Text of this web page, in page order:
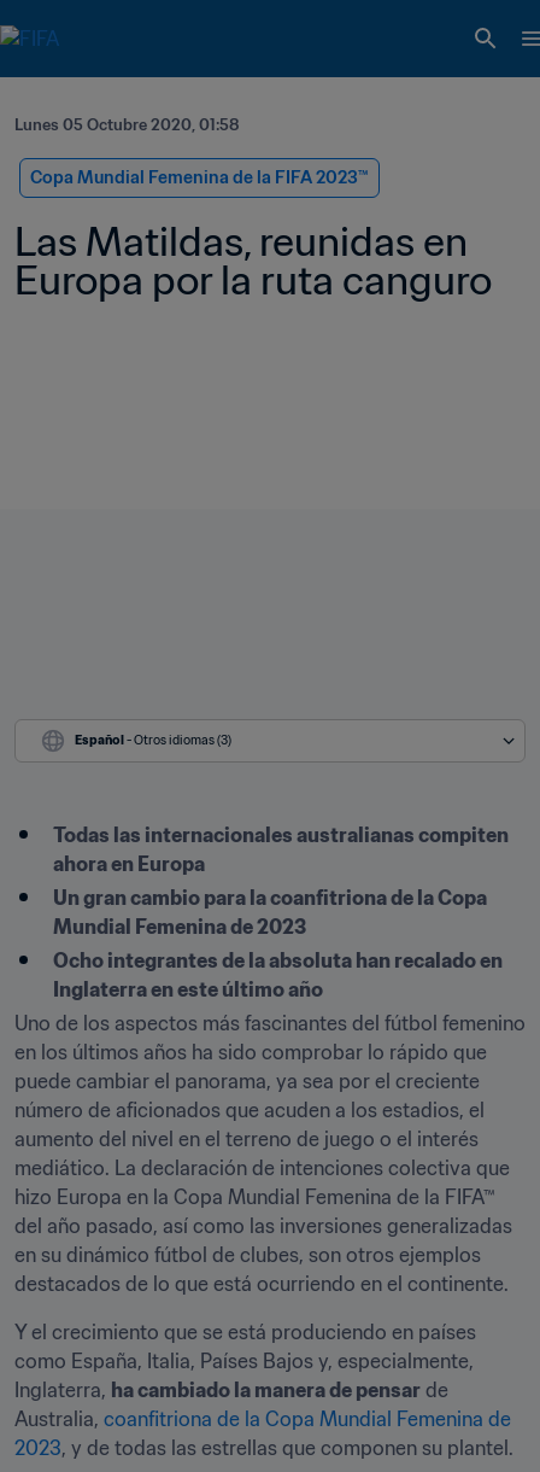
Lunes 05 Octubre 2020, 01:58
Copa Mundial Femenina de la FIFA 2023™
Las Matildas, reunidas en
Europa por la ruta canguro
Español - Otros idiomas (3)
Todas las internacionales australianas compiten
ahora en Europa
Un gran cambio para la coanfitriona de la Copa
Mundial Femenina de 2023
Ocho integrantes de la absoluta han recalado en
Inglaterra en este último año
Uno de los aspectos más fascinantes del fútbol femenino
en los últimos años ha sido comprobar lo rápido que
puede cambiar el panorama, ya sea por el creciente
número de aficionados que acuden a los estadios, el
aumento del nivel en el terreno de juego o el interés
mediático. La declaración de intenciones colectiva que
hizo Europa en la Copa Mundial Femenina de la FIFA™
del año pasado, así como las inversiones generalizadas
en su dinámico fútbol de clubes, son otros ejemplos
destacados de lo que está ocurriendo en el continente.
Y el crecimiento que se está produciendo en países
como España, Italia, Países Bajos y, especialmente,
Inglaterra, ha cambiado la manera de pensar de
Australia, coanfitriona de la Copa Mundial Femenina de
2023, y de todas las estrellas que componen su plantel.